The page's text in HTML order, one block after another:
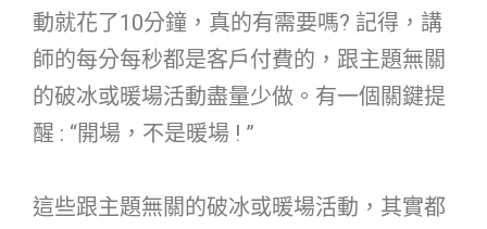
動就花了10分鐘，真的有需要嗎? 記得，講
師的每分每秒都是客戶付費的，跟主題無關
的破冰或暖場活動盡量少做。有一個關鍵提
醒 : “開場，不是暖場 ! ”
這些跟主題無關的破冰或暖場活動，其實都